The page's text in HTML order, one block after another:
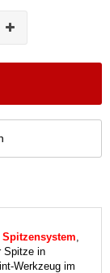
Spitze in
Werkzeug im